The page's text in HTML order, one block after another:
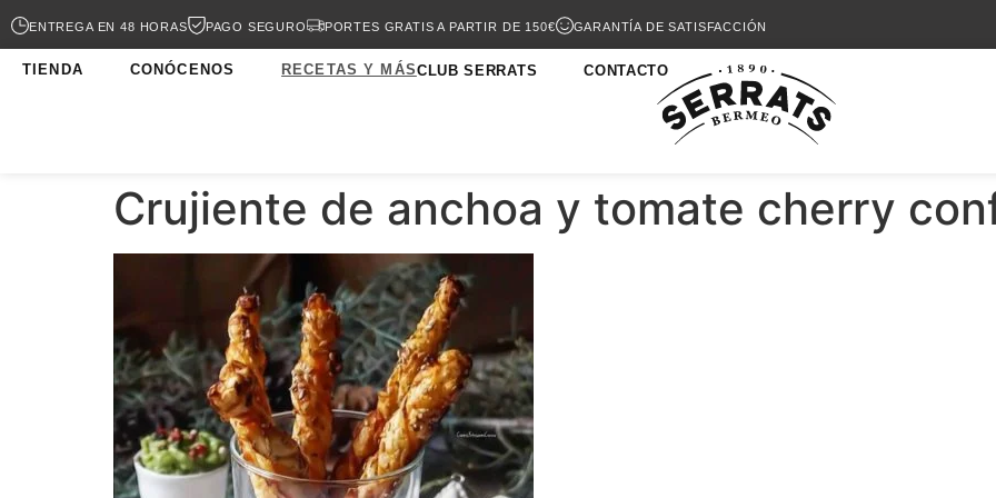
ENTREGA EN 48 HORAS PAGO SEGURO PORTES GRATIS A PARTIR DE 150€ GARANTÍA DE SATISFACCIÓN
TIENDA CONÓCENOS RECETAS Y MÁSCLUB SERRATS CONTACTO
Crujiente de anchoa y tomate cherry